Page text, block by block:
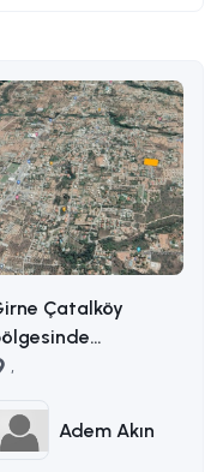
Çatalköy
satılık
AKIN : 05338314949
,
Adem Akın